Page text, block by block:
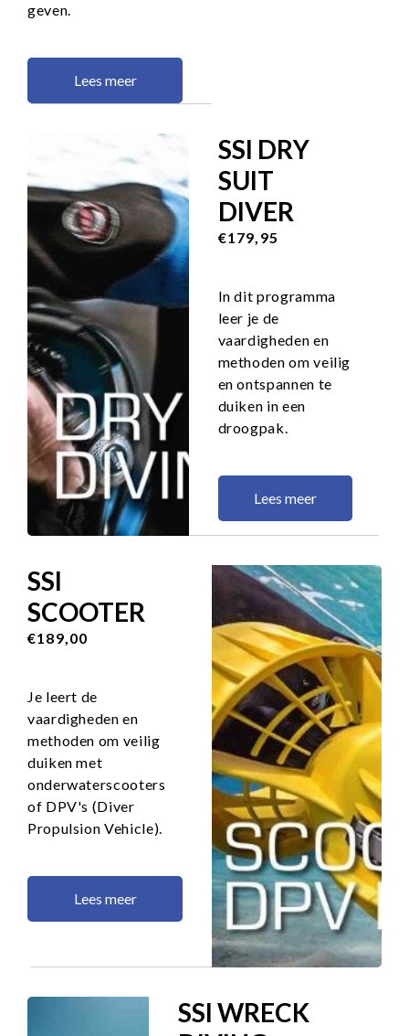
geven.
Lees meer
SSI DRY
SUIT
DIVER
€179,95
In dit programma
leer je de
vaardigheden en
methoden om veilig
en ontspannen te
duiken in een
droogpak.
Lees meer
SSI
SCOOTER
€189,00
Je leert de
vaardigheden en
methoden om veilig
duiken met
onderwaterscooters
of DPV's (Diver
Propulsion Vehicle).
Lees meer
SSI WRECK